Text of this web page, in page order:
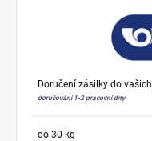
Doručení zásilky do
doručování 1-2 pracovní dny
do 30 kg